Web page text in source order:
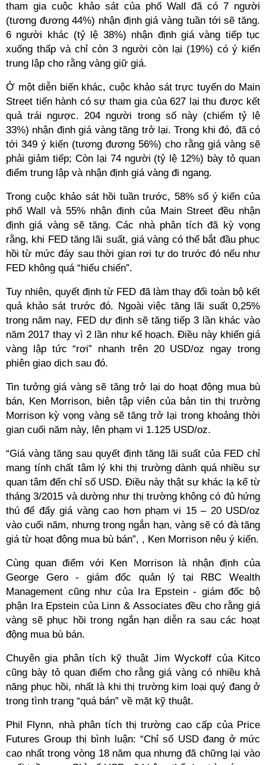
tham gia cuộc khảo sát của phố Wall đã có 7 người
(tương đương 44%) nhận định giá vàng tuần tới sẽ tăng.
6 người khác (tỷ lệ 38%) nhận định giá vàng tiếp tục
xuống thấp và chỉ còn 3 người còn lại (19%) có ý kiến
trung lập cho rằng vàng giữ giá.
Ở một diễn biến khác, cuộc khảo sát trực tuyến do Main
Street tiến hành có sự tham gia của 627 lại thu được kết
quả trái ngược. 204 người trong số này (chiếm tỷ lệ
33%) nhận định giá vàng tăng trở lại. Trong khi đó, đã có
tới 349 ý kiến (tương đương 56%) cho rằng giá vàng sẽ
phải giảm tiếp; Còn lại 74 người (tỷ lệ 12%) bày tỏ quan
điểm trung lập và nhận định giá vàng đi ngang.
Trong cuộc khảo sát hồi tuần trước, 58% số ý kiến của
phố Wall và 55% nhận định của Main Street đều nhận
định giá vàng sẽ tăng. Các nhà phân tích đã kỳ vọng
rằng, khi FED tăng lãi suất, giá vàng có thể bắt đầu phục
hồi từ mức đáy sau thời gian rơi tự do trước đó nếu như
FED không quá “hiếu chiến”.
Tuy nhiên, quyết định từ FED đã làm thay đổi toàn bộ kết
quả khảo sát trước đó. Ngoài việc tăng lãi suất 0,25%
trong năm nay, FED dự định sẽ tăng tiếp 3 lần khác vào
năm 2017 thay vì 2 lần như kế hoạch. Điều này khiến giá
vàng lập tức “rơi” nhanh trên 20 USD/oz ngay trong
phiên giao dịch sau đó.
Tin tưởng giá vàng sẽ tăng trở lại do hoạt động mua bù
bán, Ken Morrison, biên tập viên của bản tin thị trường
Morrison kỳ vọng vàng sẽ tăng trở lại trong khoảng thời
gian cuối năm này, lên phạm vi 1.125 USD/oz.
“Giá vàng tăng sau quyết định tăng lãi suất của FED chỉ
mang tính chất tâm lý khi thị trường dành quá nhiều sự
quan tâm đến chỉ số USD. Điều này thật sự khác lạ kể từ
tháng 3/2015 và dường như thị trường không có đủ hứng
thú để đẩy giá vàng cao hơn phạm vi 15 – 20 USD/oz
vào cuối năm, nhưng trong ngắn hạn, vàng sẽ có đà tăng
giá từ hoạt động mua bù bán”, , Ken Morrison nêu ý kiến.
Cùng quan điểm với Ken Morrison là nhận định của
George Gero - giám đốc quản lý tại RBC Wealth
Management cũng như của Ira Epstein - giám đốc bộ
phận Ira Epstein của Linn & Associates đều cho rằng giá
vàng sẽ phục hồi trong ngắn hạn diễn ra sau các hoạt
động mua bù bán.
Chuyên gia phân tích kỹ thuật Jim Wyckoff của Kitco
cũng bày tỏ quan điểm cho rằng giá vàng có nhiều khả
năng phục hồi, nhất là khi thị trường kim loại quý đang ở
trong tình trạng “quá bán” về mặt kỹ thuật.
Phil Flynn, nhà phân tích thị trường cao cấp của Price
Futures Group thị bình luận: “Chỉ số USD đang ở mức
cao nhất trong vòng 18 năm qua nhưng đã chững lại vào